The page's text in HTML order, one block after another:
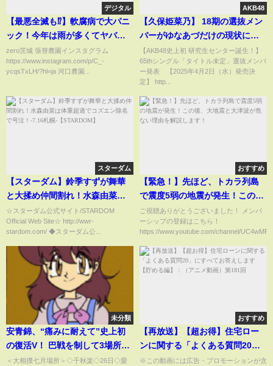
デジタル
【最悪全滅も⁉︎】軟腐病で大パニ
ック！今年は雨が多くてヤバ過
ぎた
zero茨城 張替農園インスタグラム
https://www.instagram.com/p/C_-
ycqsTxLH/?hl=ja 河口農園...
AKB48
【久保姫菜乃】 18期の選抜メン
バーがゆなあづだけの現状に大
号泣！ 【AKB48】
【AKB48史上初 研究生センター誕生！】
65thシングル「タイトル未定」選抜メンバ
ー発表 【2025年4月2日（水）発売決
定】 http...
スターダム
【スターダム】鈴季すずが舞華
と大揉め仲間割れ！水森由菜は
体重超過でコズエン除名で号
泣！-7.16札幌-【STARDOM】
☆スターダム公式サイト/STARDOM
Official Web Site☆ http://wwr-
stardom.com/ ◆スターダム公...
おすすめ
【緊急！】先ほど、トカラ列島
で震度5弱の地震が発生！この
後、大地震と大津波が危ない理
由を解説します！
ご視聴ありがとうございました！ メンバ
ーシップの登録はこちら！
https://www.youtube.com/channel/
未分類
安青錦、“痛みに耐えて”史上初
の復活V！ 巴戦を制して3場所ぶ
り自身3度目の幕内優勝 1場所で
＜大相撲七月場所＞◇千秋楽◇26日◇愛
おすすめ
【再放送】【超お得】住宅ロー
ンに関する「よくある質問20」
にすべてお答えします【貯める
※この動画には広告・プロモーションが含